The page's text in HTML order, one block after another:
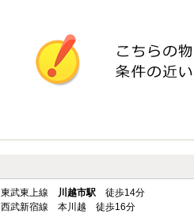
東武東上線 川越市駅 徒歩14分
西武新宿線 本川越 徒歩16分